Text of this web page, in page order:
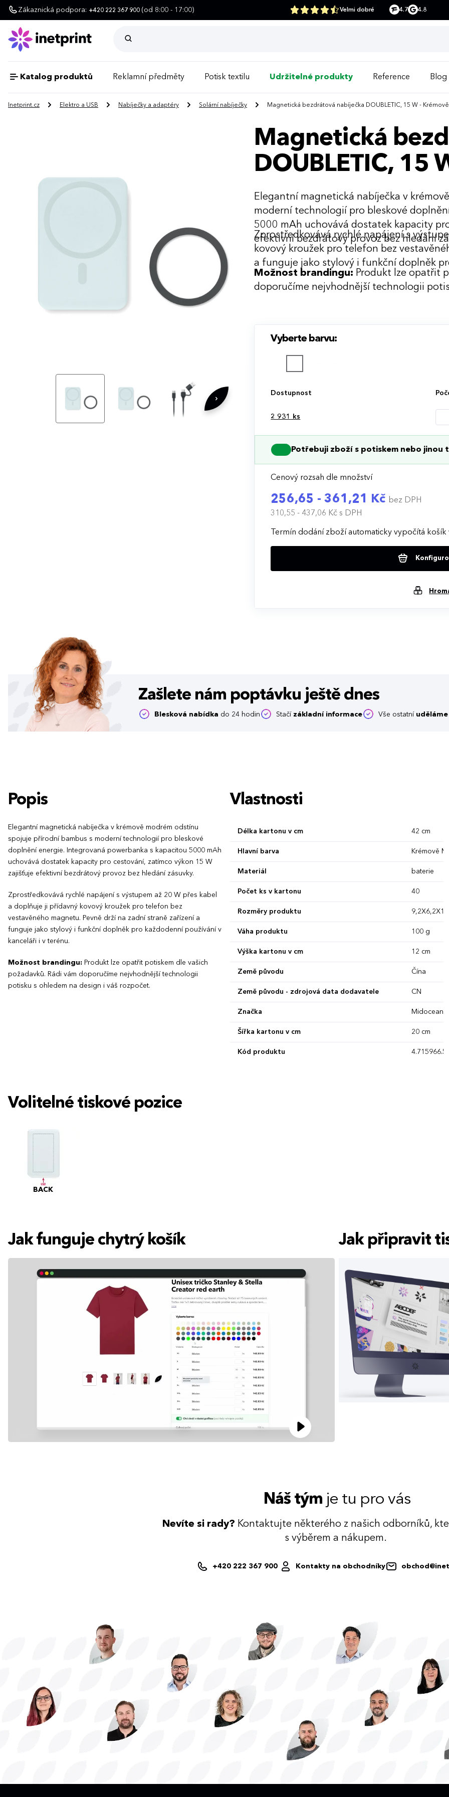
Zákaznická podpora: +420 222 367 900 (od 8:00 - 17:00) Velmi dobré 4.7 4.8
Katalog produktů Reklamní předměty Potisk textilu Udržitelné produkty Reference Blog
Inetprint.cz Elektro a USB Nabíječky a adaptéry Solární nabíječky Magnetická bezdrátová nabíječka DOUBLETIC, 15 W -
Magnetická
DOUBLETIC, 15
Elegantní magnetická nabíječka v
moderní technologií pro bleskové
5000 mAh uchovává dostatek kapacity
efektivní bezdrátový provoz bez hledání
Zprostředkovává rychlé napájení s
kovový kroužek pro telefon bez
a funguje jako stylový i funkční doplněk
Možnost brandingu: Produkt lze opatřit
doporučíme nejvhodnější technologii
Vyberte barvu:
Dostupnost
2 931 ks
Potřebuji zboží s potiskem nebo jinou
Cenový rozsah dle množství
256,65 - 361,21 Kč bez DPH
310,55 - 437,06 Kčs DPH
Termín dodání zboží automaticky vypočítá
Zašlete nám poptávku ještě dnes
Blesková nabídka do 24 hodin Stačí základní informace Vše ostatní uděláme
Popis
Elegantní magnetická nabíječka v krémově modrém odstínu
spojuje přírodní bambus s moderní technologií pro bleskové
doplnění energie. Integrovaná powerbanka s kapacitou 5000 mAh
uchovává dostatek kapacity pro cestování, zatímco výkon 15 W
zajišťuje efektivní bezdrátový provoz bez hledání zásuvky.
Zprostředkovává rychlé napájení s výstupem až 20 W přes kabel
a doplňuje ji přídavný kovový kroužek pro telefon bez
vestavěného magnetu. Pevně drží na zadní straně zařízení a
funguje jako stylový i funkční doplněk pro každodenní používání v
kanceláři i v terénu.
Možnost brandingu: Produkt lze opatřit potiskem dle vašich
požadavků. Rádi vám doporučíme nejvhodnější technologii
potisku s ohledem na design i váš rozpočet.
Vlastnosti
Délka kartonu v cm 42 cm
Hlavní barva Krémově
Materiál baterie
Počet ks v kartonu 40
Rozměry produktu
Váha produktu 100 g
Výška kartonu v cm 12 cm
Země původu Čína
Země původu - zdrojová data dodavatele CN
Značka Midocean
Šířka kartonu v cm 20 cm
Kód produktu
Volitelné tiskové pozice
BACK
Jak funguje chytrý košík Jak připravit
Náš tým je tu pro vás
Nevíte si rady? Kontaktujte některého z našich odborníků,
s výběrem a nákupem.
+420 222 367 900 Kontakty na obchodníky